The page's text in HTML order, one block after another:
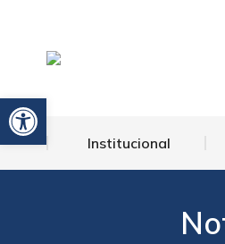
Institucional
Barra de Ferramentas Aberta